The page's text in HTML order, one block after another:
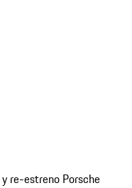
re-estreno Porsche